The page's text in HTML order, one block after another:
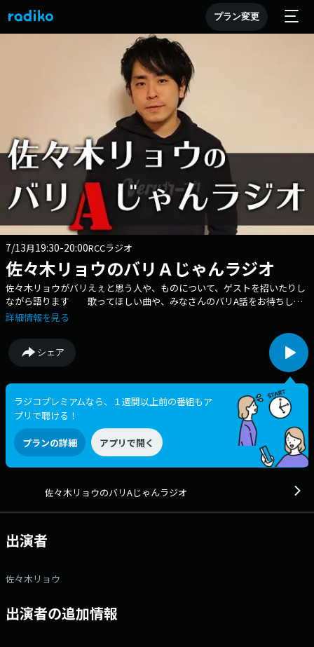
プラン変更
7/13月19:30-20:00RCCラジオ
佐々木リョウのバリＡじゃんラジオ
佐々木リョウがバリえぇと思う人や、ものについて、ゲストを招いたりし
ながら語ります 歌ってほしい曲や、みなさんのバリA話をお待ちして
ます！ メールアドレス：music@rcc.net （件名に「バリAじゃんラ
ウのバリAじゃんラジオ」宛 X：#バリAじゃん でポストしてください。
詳細情報を見る
シェア
ラジコプレミアムなら、１週間以上前の番組もア
プリで聴ける！
プランの詳細 アプリで開く
佐々木リョウのバリAじゃんラジオ
出演者
佐々木リョウ
出演者の追加情報